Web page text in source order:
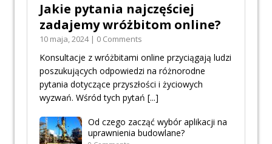
Jakie pytania najczęściej
zadajemy wróżbitom online?
10 maja, 2024 | 0 Comments
Konsultacje z wróżbitami online przyciągają ludzi
poszukujących odpowiedzi na różnorodne
pytania dotyczące przyszłości i życiowych
wyzwań. Wśród tych pytań [...]
Od czego zacząć wybór aplikacji na
uprawnienia budowlane?